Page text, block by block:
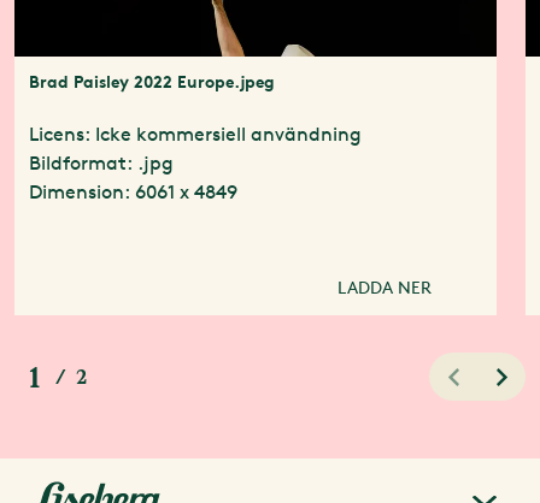
Brad Paisley 2022 Europe.jpeg
Licens: Icke kommersiell användning
Bildformat: .jpg
Dimension: 6061 x 4849
LADDA NER
1 / 2